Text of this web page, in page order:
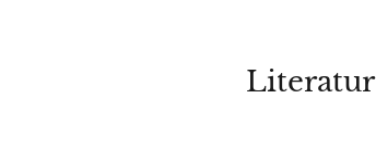
Literatur